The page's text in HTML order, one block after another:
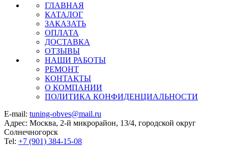
ГЛАВНАЯ
КАТАЛОГ
ЗАКАЗАТЬ
ОПЛАТА
ДОСТАВКА
ОТЗЫВЫ
НАШИ РАБОТЫ
РЕМОНТ
КОНТАКТЫ
О КОМПАНИИ
ПОЛИТИКА КОНФИДЕНЦИАЛЬНОСТИ
E-mail: tuning-obves@mail.ru
Адрес: Москва, 2-й микрорайон, 13/4, городской округ
Солнечногорск
Tel: +7 (901) 384-15-08